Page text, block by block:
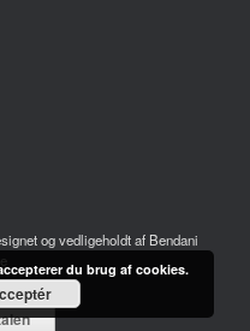
og vedligeholdt af Bendani
du brug af cookies.